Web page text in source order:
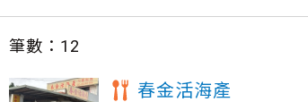
筆數： 12
春金活海產